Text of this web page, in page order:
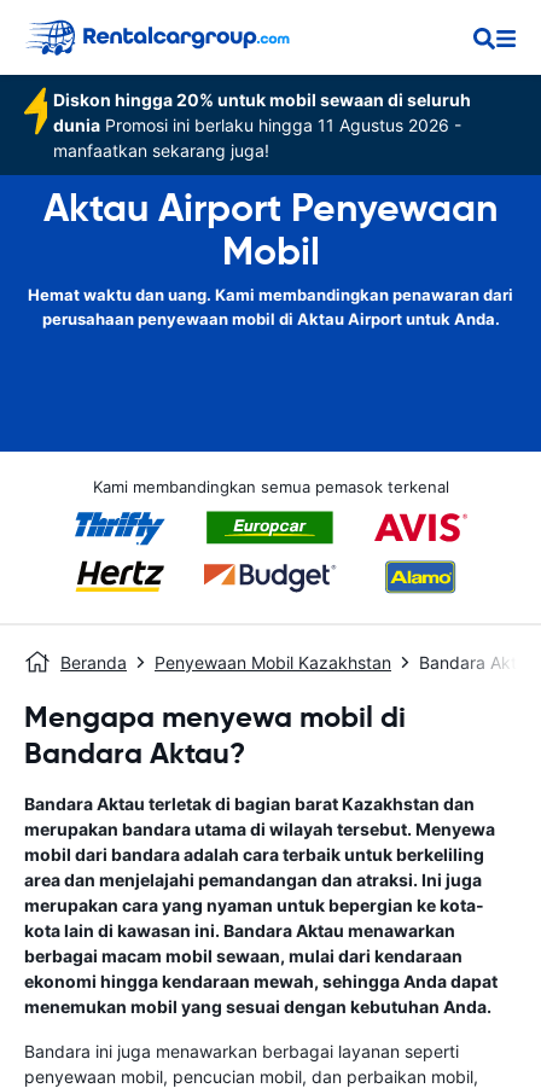
Diskon hingga 20% untuk mobil sewaan di seluruh
dunia Promosi ini berlaku hingga 11 Agustus 2026 -
manfaatkan sekarang juga!
Aktau Airport Penyewaan
Mobil
Hemat waktu dan uang. Kami membandingkan penawaran dari
perusahaan penyewaan mobil di Aktau Airport untuk Anda.
Kami membandingkan semua pemasok terkenal
Beranda Penyewaan Mobil Kazakhstan Bandara Aktau
Mengapa menyewa mobil di
Bandara Aktau?
Bandara Aktau terletak di bagian barat Kazakhstan dan
merupakan bandara utama di wilayah tersebut. Menyewa
mobil dari bandara adalah cara terbaik untuk berkeliling
area dan menjelajahi pemandangan dan atraksi. Ini juga
merupakan cara yang nyaman untuk bepergian ke kota-
kota lain di kawasan ini. Bandara Aktau menawarkan
berbagai macam mobil sewaan, mulai dari kendaraan
ekonomi hingga kendaraan mewah, sehingga Anda dapat
menemukan mobil yang sesuai dengan kebutuhan Anda.
Bandara ini juga menawarkan berbagai layanan seperti
penyewaan mobil, pencucian mobil, dan perbaikan mobil,